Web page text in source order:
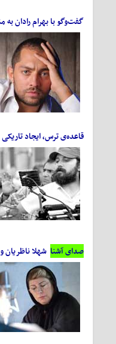
گفت‌وگو با بهرام رادان
قاعده‌ی ترس، ایجاد
صدای آشنا شهلا